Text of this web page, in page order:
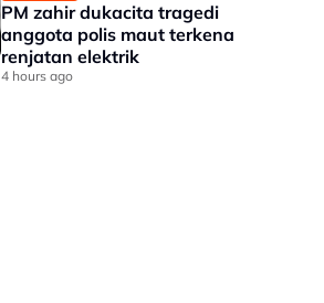
PM zahir dukacita tragedi
anggota polis maut terkena
renjatan elektrik
4 hours ago